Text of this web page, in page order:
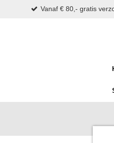
Vanaf € 80,- gratis